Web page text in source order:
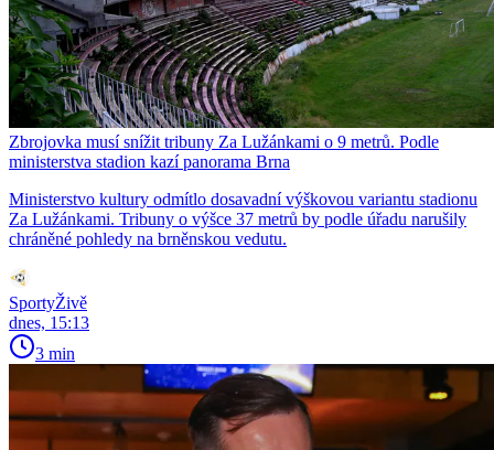
Zbrojovka musí snížit tribuny Za Lužánkami o 9 metrů. Podle
ministerstva stadion kazí panorama Brna
Ministerstvo kultury odmítlo dosavadní výškovou variantu stadionu
Za Lužánkami. Tribuny o výšce 37 metrů by podle úřadu narušily
chráněné pohledy na brněnskou vedutu.
SportyŽivě
dnes, 15:13
3 min